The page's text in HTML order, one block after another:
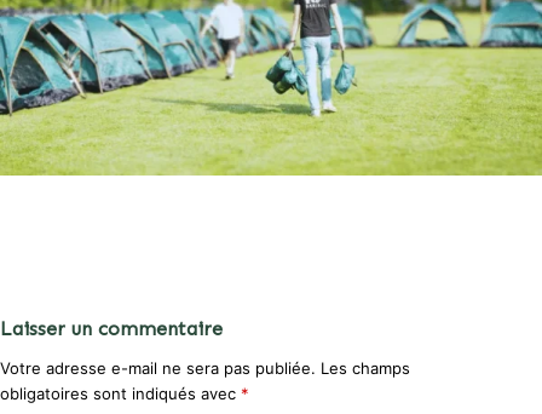
Laisser un commentaire
Votre adresse e-mail ne sera pas publiée. Les champs
obligatoires sont indiqués avec *